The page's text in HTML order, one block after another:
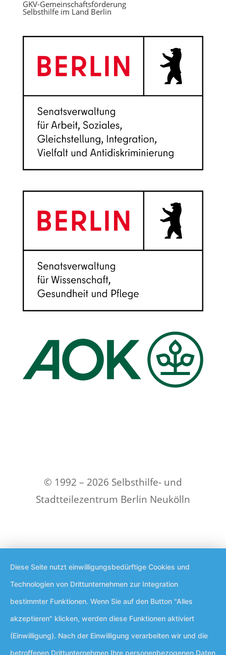
GKV-Gemeinschaftsförderung
Selbsthilfe im Land Berlin
© 1992 – 2026 Selbsthilfe- und
Stadtteilezentrum Berlin Neukölln
Diese Seite nutzt einwilligungsbedürftige Cookies und
Technologien von Drittunternehmen zur Integration
bestimmter Funktionen. Wenn Sie auf den Button "Alles
akzeptieren" klicken, werden diese Funktionen aktiviert
(Einwilligung). Nach der Einwilligung verarbeiten wir und die
betroffenen Drittunternehmen Ihre personenbezogenen Daten